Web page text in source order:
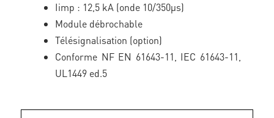
Iimp : 12,5 kA (onde 10/350µs)
Module débrochable
Télésignalisation (option)
Conforme NF EN 61643-11, IEC 61643-11,
UL1449 ed.5